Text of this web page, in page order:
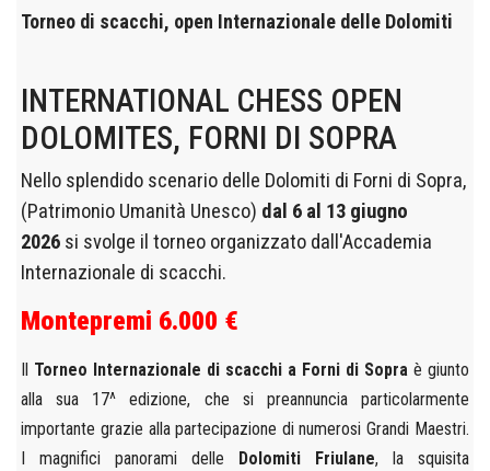
Torneo di scacchi, open Internazionale delle Dolomiti
INTERNATIONAL CHESS OPEN
DOLOMITES, FORNI DI SOPRA
Nello splendido scenario delle Dolomiti di Forni di Sopra,
(Patrimonio Umanità Unesco) dal 6 al 13 giugno
2026 si svolge il torneo organizzato dall'Accademia
Internazionale di scacchi.
Montepremi 6.000 €
Torneo Internazionale di scacchi a Forni di Sopraè giunto
alla sua 17^ edizione, che si preannuncia particolarmente
importante grazie alla partecipazione di numerosi Grandi Maestri.
I magnifici panorami delle
Dolomiti Friulane, la squisita